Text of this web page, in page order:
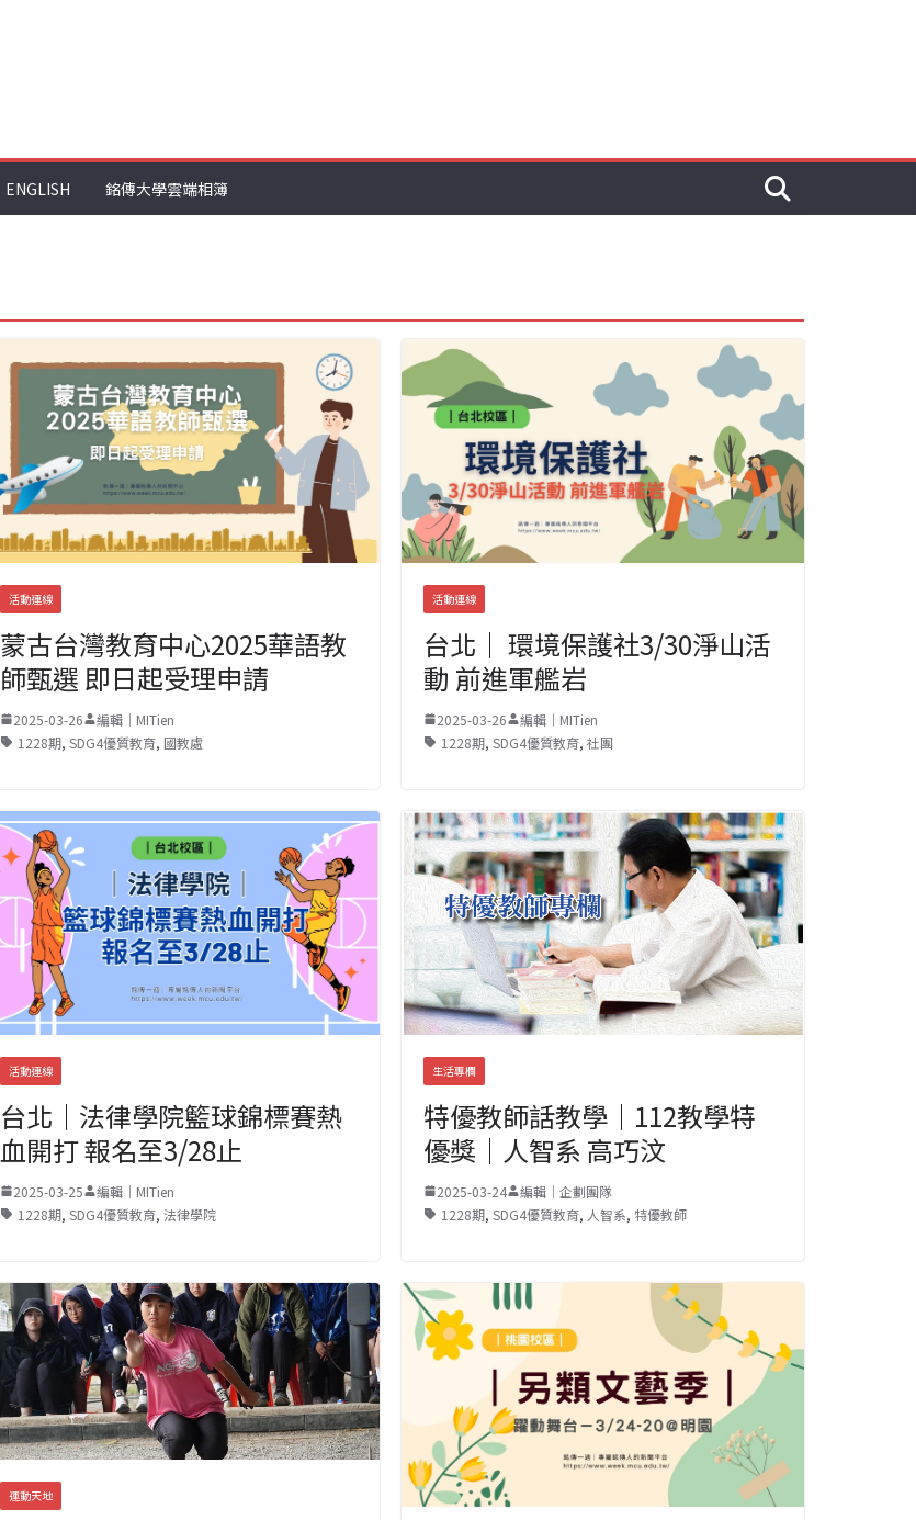
ENGLISH 銘傳大學雲端相簿
活動連線
蒙古台灣教育中心2025華語教
師甄選 即日起受理申請
2025-03-26
編輯｜MITien
1228期, SDG4優質教育, 國教處
活動連線
台北｜ 環境保護社3/30淨山活
動 前進軍艦岩
2025-03-26
編輯｜MITien
1228期,SDG4優質教育,社團
活動連線
台北｜法律學院籃球錦標賽熱
血開打 報名至3/28止
2025-03-25
編輯｜MITien
1228期, SDG4優質教育, 法律學院
生活專欄
特優教師話教學｜112教學特
優獎｜人智系 高巧汶
2025-03-24
編輯｜企劃團隊
1228期,SDG4優質教育, 人智系, 特優教師
運動天地